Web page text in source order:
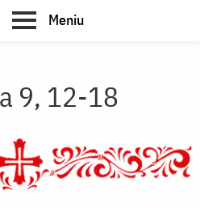
Meniu
9, 12-18